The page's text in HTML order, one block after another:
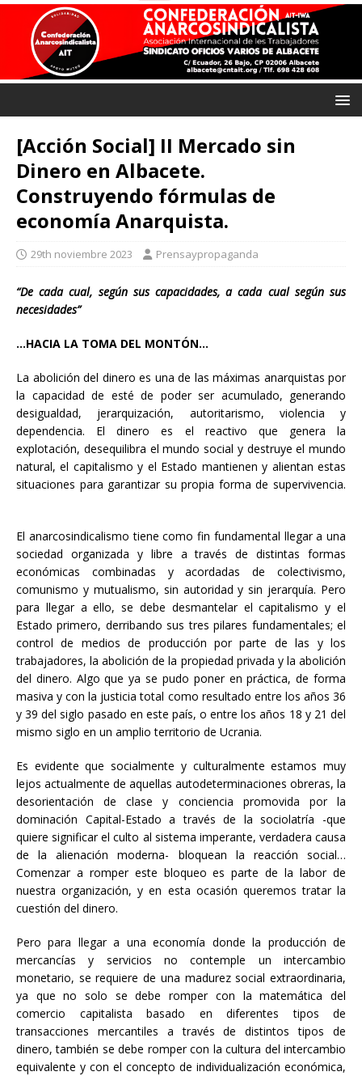
[Acción Social] II Mercado sin
Dinero en Albacete.
Construyendo fórmulas de
economía Anarquista.
29th noviembre 2023 Prensaypropaganda
“De cada cual, según sus capacidades, a cada cual según sus
necesidades”
…HACIA LA TOMA DEL MONTÓN…
La abolición del dinero es una de las máximas anarquistas por
la capacidad de esté de poder ser acumulado, generando
desigualdad, jerarquización, autoritarismo, violencia y
dependencia. El dinero es el reactivo que genera la
explotación, desequilibra el mundo social y destruye el mundo
natural, el capitalismo y el Estado mantienen y alientan estas
situaciones para garantizar su propia forma de supervivencia.
El anarcosindicalismo tiene como fin fundamental llegar a una
sociedad organizada y libre a través de distintas formas
económicas combinadas y acordadas de colectivismo,
comunismo y mutualismo, sin autoridad y sin jerarquía. Pero
para llegar a ello, se debe desmantelar el capitalismo y el
Estado primero, derribando sus tres pilares fundamentales; el
control de medios de producción por parte de las y los
trabajadores, la abolición de la propiedad privada y la abolición
del dinero. Algo que ya se pudo poner en práctica, de forma
masiva y con la justicia total como resultado entre los años 36
y 39 del siglo pasado en este país, o entre los años 18 y 21 del
mismo siglo en un amplio territorio de Ucrania.
Es evidente que socialmente y culturalmente estamos muy
lejos actualmente de aquellas autodeterminaciones obreras, la
desorientación de clase y conciencia promovida por la
dominación Capital-Estado a través de la sociolatría -que
quiere significar el culto al sistema imperante, verdadera causa
de la alienación moderna- bloquean la reacción social…
Comenzar a romper este bloqueo es parte de la labor de
nuestra organización, y en esta ocasión queremos tratar la
cuestión del dinero.
Pero para llegar a una economía donde la producción de
mercancías y servicios no contemple un intercambio
monetario, se requiere de una madurez social extraordinaria,
ya que no solo se debe romper con la matemática del
comercio capitalista basado en diferentes tipos de
transacciones mercantiles a través de distintos tipos de
dinero, también se debe romper con la cultura del intercambio
equivalente y con el concepto de individualización económica,